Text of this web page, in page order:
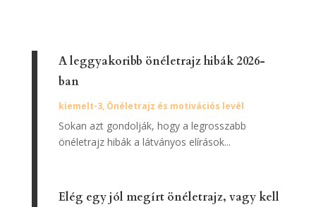
A leggyakoribb önéletrajz hibák 2026-
ban
kiemelt-3, Önéletrajz és motivációs levél
Sokan azt gondolják, hogy a legrosszabb
önéletrajz hibák a látványos elírások...
Elég egy jól megírt önéletrajz, vagy kell